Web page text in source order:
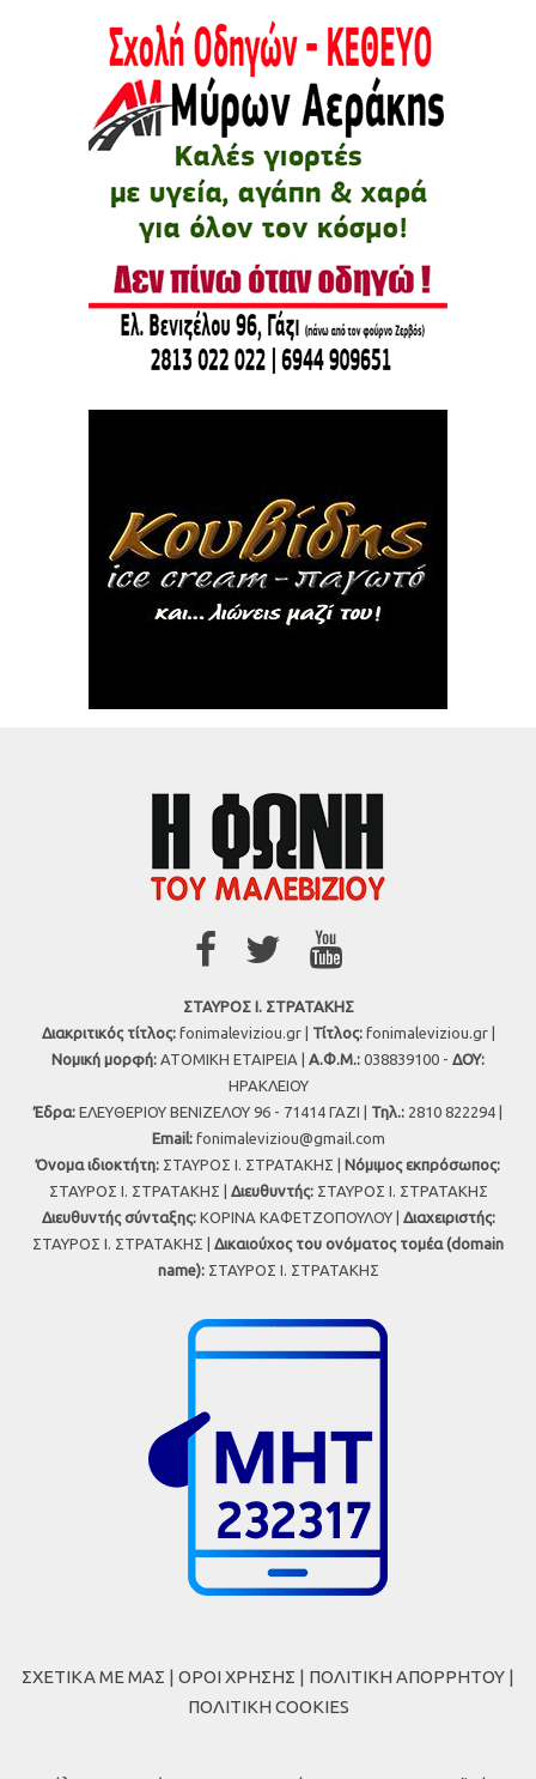
ΣΤΑΥΡΟΣ Ι. ΣΤΡΑΤΑΚΗΣ
Διακριτικός τίτλος:fonimaleviziou.gr | Τίτλος:fonimaleviziou.gr |
Νομική μορφή: ΑΤΟΜΙΚΗ ΕΤΑΙΡΕΙΑ | Α.Φ.Μ.: 038839100 - ΔΟΥ:
ΗΡΑΚΛΕΙΟΥ
Έδρα: ΕΛΕΥΘΕΡΙΟΥ ΒΕΝΙΖΕΛΟΥ 96 - 71414 ΓΑΖΙ | Τηλ.: 2810 822294 |
Εmail: fonimaleviziou@gmail.com
Όνομα ιδιοκτήτη: ΣΤΑΥΡΟΣ Ι. ΣΤΡΑΤΑΚΗΣ | Νόμιμος εκπρόσωπος:
ΣΤΑΥΡΟΣ Ι. ΣΤΡΑΤΑΚΗΣ | Διευθυντής:ΣΤΑΥΡΟΣ Ι. ΣΤΡΑΤΑΚΗΣ
Διευθυντής σύνταξης:ΚΟΡΙΝΑ ΚΑΦΕΤΖΟΠΟΥΛΟΥ | Διαχειριστής:
ΣΤΑΥΡΟΣ Ι. ΣΤΡΑΤΑΚΗΣ | Δικαιούχος του ονόματος τομέα (domain
name):ΣΤΑΥΡΟΣ Ι. ΣΤΡΑΤΑΚΗΣ
ΣΧΕΤΙΚΑ ΜΕ ΜΑΣ | ΟΡΟΙ ΧΡΗΣΗΣ | ΠΟΛΙΤΙΚΗ ΑΠΟΡΡΗΤΟΥ |
ΠΟΛΙΤΙΚΗ COOKIES